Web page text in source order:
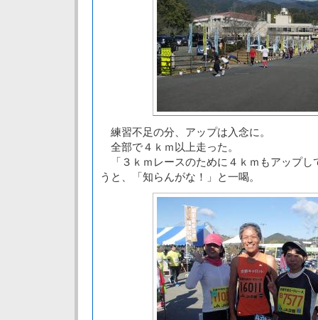
練習不足の分、アップは入念に。
全部で４ｋｍ以上走った。
「３ｋｍレースのために４ｋｍもアップし
うと、「知らんがな！」と一喝。